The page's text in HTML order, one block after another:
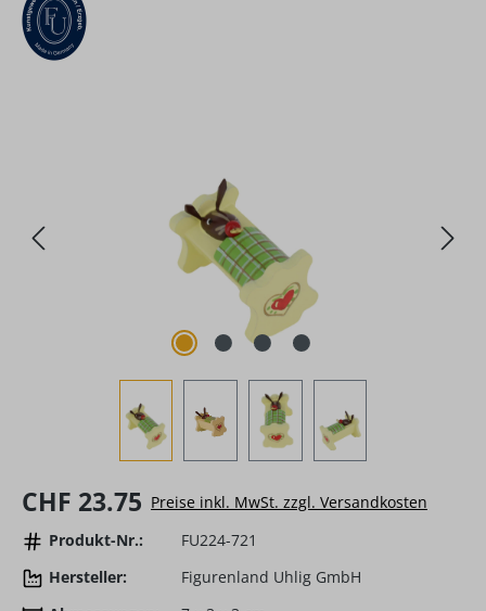
Regulärer Preis:
CHF 23.75 Preise inkl. MwSt. zzgl. Versandkosten
Produkt-Nr.:
FU224-721
Hersteller:
Figurenland Uhlig GmbH